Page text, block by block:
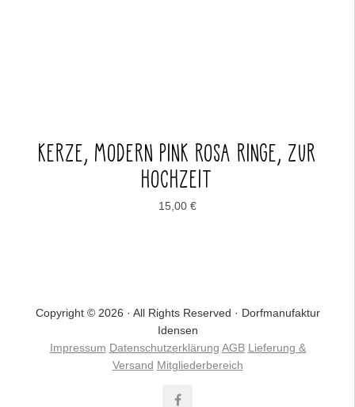
KERZE, MODERN PINK ROSA RINGE, ZUR
HOCHZEIT
15,00 €
Copyright © 2026 · All Rights Reserved · Dorfmanufaktur
Idensen
Impressum Datenschutzerklärung AGB Lieferung &
Versand Mitgliederbereich